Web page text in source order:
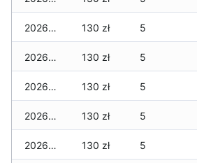
2026-06-17 130 zł 5
2026-06-16 130 zł 5
2026-06-15 130 zł 5
2026-06-14 130 zł 5
2026-06-13 130 zł 5